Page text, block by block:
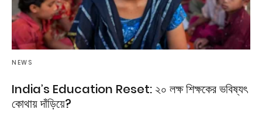
NEWS
India’s Education Reset: ২০ লক্ষ শিক্ষকের ভবিষ্যৎ
কোথায় দাঁড়িয়ে?